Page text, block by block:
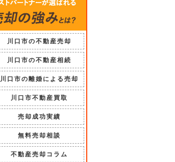
川口市の不動産売却
川口市の不動産相続
川口市の離婚による売却
川口市不動産買取
売却成功実績
無料売却相談
不動産売却コラム